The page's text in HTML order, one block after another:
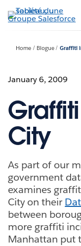
Aller
au
Home Blogue Graffiti
January 6, 2009
City
As part of our
government
examines
City on their
between
more graffiti
Manhattan put